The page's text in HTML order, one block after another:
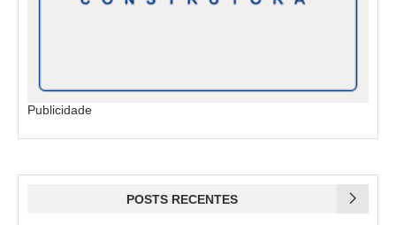
Publicidade
POSTS RECENTES